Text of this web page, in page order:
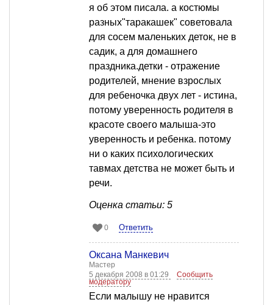
я об этом писала. а костюмы
разных"таракашек" советовала
для сосем маленьких деток, не в
садик, а для домашнего
праздника.детки - отражение
родителей, мнение взрослых
для ребеночка двух лет - истина,
потому уверенность родителя в
красоте своего малыша-это
уверенность и ребенка. потому
ни о каких психологических
тавмах детства не может быть и
речи.
Оценка статьи: 5
0 Ответить
Оксана Манкевич
Мастер
5 декабря 2008 в 01:29
Сообщить
модератору
Если малышу не нравится